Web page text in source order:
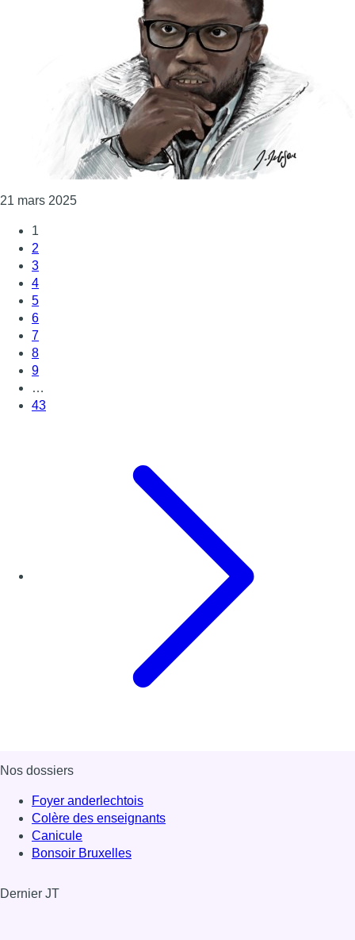
21 mars 2025Consulter l'article "Attentats de Bruxelles : neuf
1
2
3
4
5
6
7
8
9
…
43
Nos dossiers
Foyer anderlechtois
Colère des enseignants
Canicule
Bonsoir Bruxelles
Dernier JT